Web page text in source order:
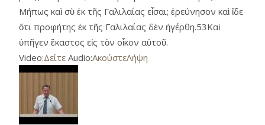
Μήπως καὶ σὺ ἐκ τῆς Γαλιλαίας εἶσαι; ἐρεύνησον καὶ ἴδε
ὅτι προφήτης ἐκ τῆς Γαλιλαίας δὲν ἠγέρθη.53Καὶ
ὑπῆγεν ἕκαστος εἰς τὸν οἶκον αὑτοῦ.
Video:Δείτε Audio:ΑκούστεΛήψη